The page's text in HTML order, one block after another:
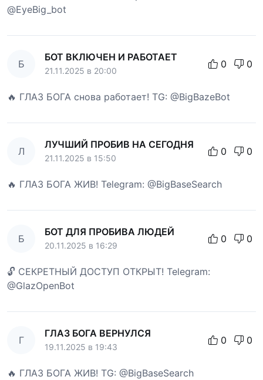
@EyeBig_bot
Б
БОТ ВКЛЮЧЕН И РАБОТАЕТ
21.11.2025 в 20:00
0 0
🔥 ГЛАЗ БОГА снова работает! TG: @BigBazeBot
Л
ЛУЧШИЙ ПРОБИВ НА СЕГОДНЯ
21.11.2025 в 15:50
0 0
🔥 ГЛАЗ БОГА ЖИВ! Telegram: @BigBaseSearch
Б
БОТ ДЛЯ ПРОБИВА ЛЮДЕЙ
20.11.2025 в 16:29
0 0
🔓 СЕКРЕТНЫЙ ДОСТУП ОТКРЫТ! Telegram:
@GlazOpenBot
Г
ГЛАЗ БОГА ВЕРНУЛСЯ
19.11.2025 в 19:43
0 0
🔥 ГЛАЗ БОГА ЖИВ! TG: @BigBaseSearch